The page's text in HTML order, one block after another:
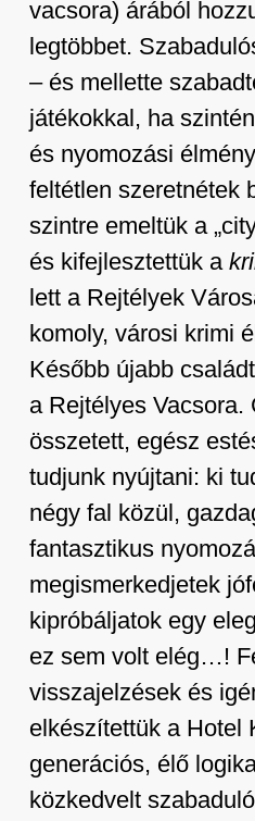
vacsora) árából
legtöbbet.
– és mellette
játékokkal, ha
és nyomozási
feltétlen szeretnétek
szintre emeltük a
és kifejlesztettük a
lett a Rejtélyek
komoly, városi krimi
Később újabb
a Rejtélyes Vacsora.
összetett, egész
tudjunk nyújtani: ki
négy fal közül,
fantasztikus
megismerkedjetek
kipróbáljatok egy
ez sem volt elég…!
visszajelzések és
elkészítettük a Hotel
generációs, élő
közkedvelt